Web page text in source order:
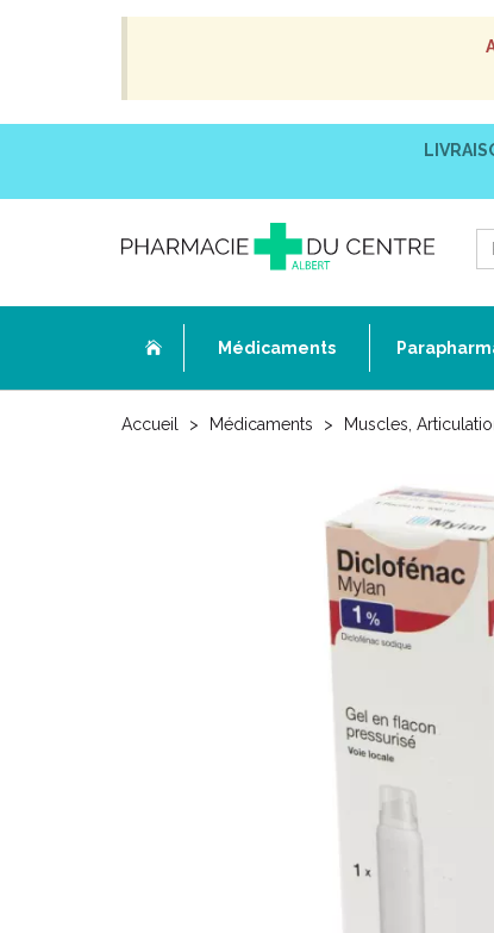
Médicaments
Accueil Médicaments Muscles,